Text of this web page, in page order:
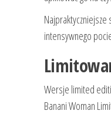
intensywnego
Wersje limited
Banani Woman